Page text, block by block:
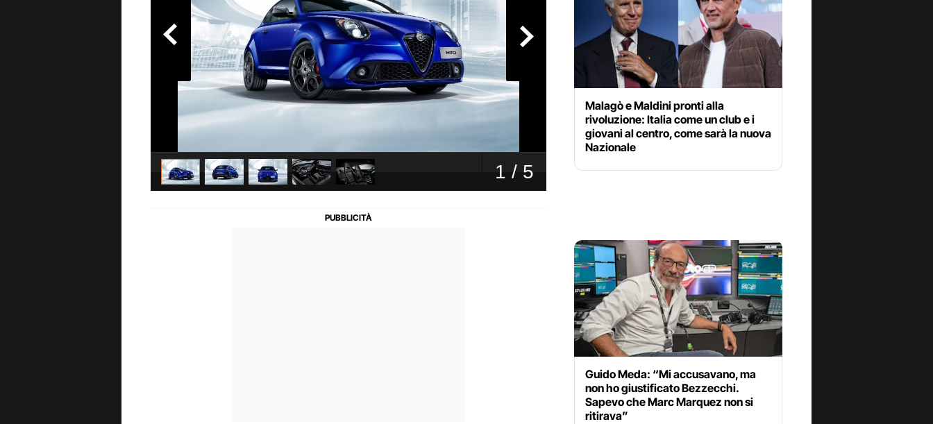
Malagò e Maldini pronti alla
rivoluzione: Italia come un club e i
giovani al centro, come sarà la nuova
Nazionale
Guido Meda: “Mi accusavano, ma
non ho giustificato Bezzecchi.
Sapevo che Marc Marquez non si
ritirava”